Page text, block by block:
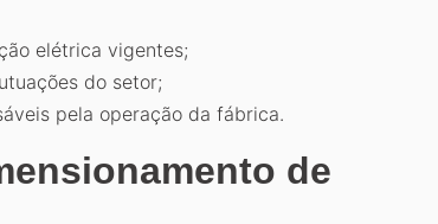
elétrica vigentes;
do setor;
pela operação da fábrica.
de